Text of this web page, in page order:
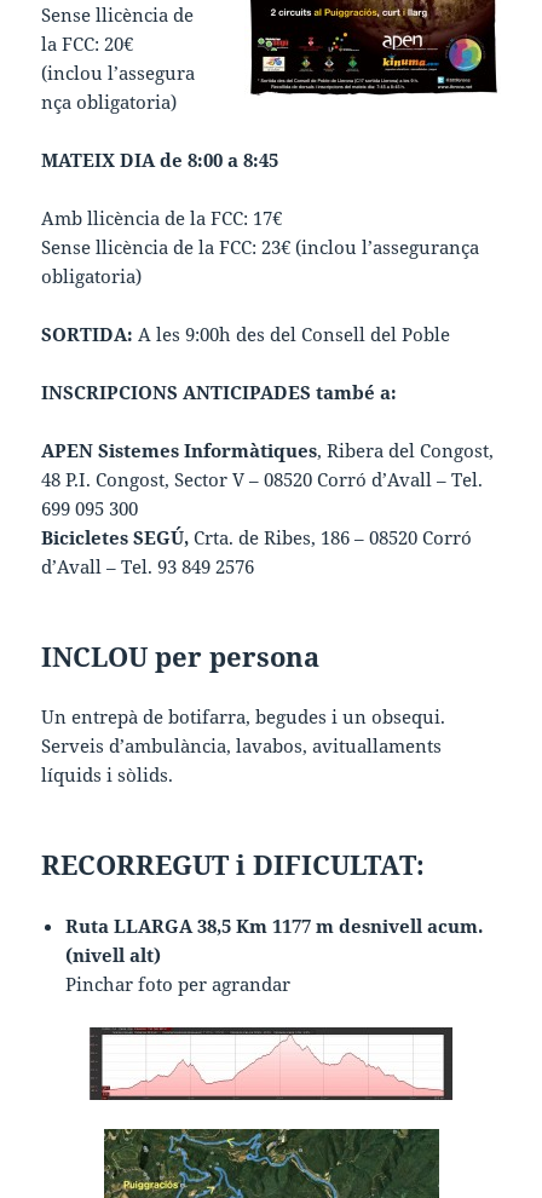
Sense llicència de
la FCC: 20€
(inclou l’assegura
nça obligatoria)
MATEIX DIA de 8:00 a 8:45
Amb llicència de la FCC: 17€
Sense llicència de la FCC: 23€ (inclou l’assegurança
obligatoria)
SORTIDA: A les 9:00h des del Consell del Poble
INSCRIPCIONS ANTICIPADES també a:
APEN Sistemes Informàtiques, Ribera del Congost,
48 P.I. Congost, Sector V – 08520 Corró d’Avall – Tel.
699 095 300
Bicicletes SEGÚ, Crta. de Ribes, 186 – 08520 Corró
d’Avall – Tel. 93 849 2576
INCLOU per persona
Un entrepà de botifarra, begudes i un obsequi.
Serveis d’ambulància, lavabos, avituallaments
líquids i sòlids.
RECORREGUT i DIFICULTAT:
Ruta LLARGA 38,5 Km 1177 m desnivell acum.
(nivell alt)
Pinchar foto per agrandar